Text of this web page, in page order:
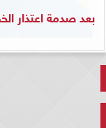
بعد صدمة اعتذار